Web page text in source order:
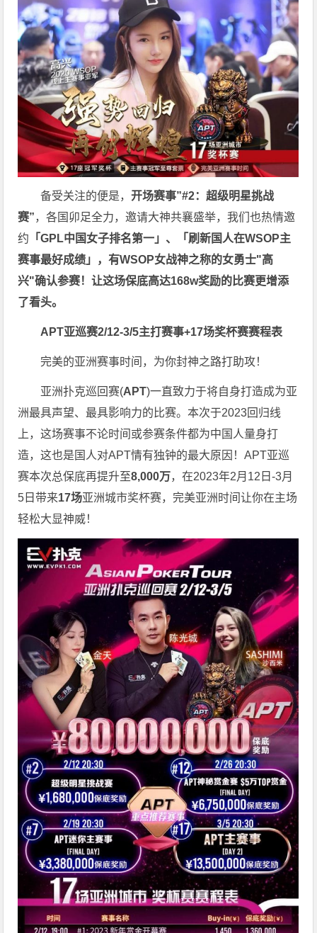
备受关注的便是，开场赛事”#2：超级明星挑战
赛”，各国卯足全力，邀请大神共襄盛举，我们也热情邀
约 「GPL中国女子排名第一」、「刷新国人在WSOP主
赛事最好成绩」，有WSOP女战神之称的女勇士"高
兴"确认参赛！让这场保底高达168w奖励的比赛更增添
了看头。
APT亚巡赛2/12-3/5主打赛事+17场奖杯赛赛程表
完美的亚洲赛事时间，为你封神之路打助攻！
亚洲扑克巡回赛(APT)一直致力于将自身打造成为亚
洲最具声望、最具影响力的比赛。本次于2023回归线
上，这场赛事不论时间或参赛条件都为中国人量身打
造，这也是国人对APT情有独钟的最大原因！APT亚巡
赛本次总保底再提升至8,000万，在2023年2月12日-3月
5日带来17场亚洲城市奖杯赛，完美亚洲时间让你在主场
轻松大显神威！